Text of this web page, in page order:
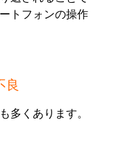
トフォンの操作
良
多くあります。